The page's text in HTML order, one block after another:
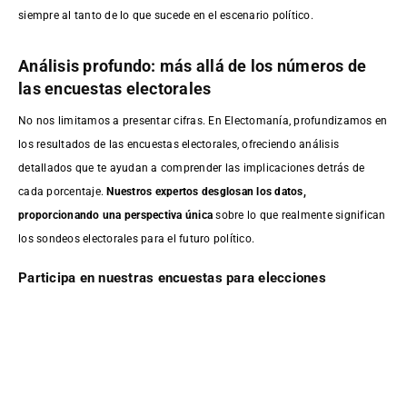
siempre al tanto de lo que sucede en el escenario político.
Análisis profundo: más allá de los números de
las encuestas electorales
No nos limitamos a presentar cifras. En Electomanía, profundizamos en
los resultados de las encuestas electorales, ofreciendo análisis
detallados que te ayudan a comprender las implicaciones detrás de
cada porcentaje.Nuestros expertos desglosan los datos,
proporcionando una perspectiva única sobre lo que realmente significan
los sondeos electorales para el futuro político.
Participa en nuestras encuestas para elecciones